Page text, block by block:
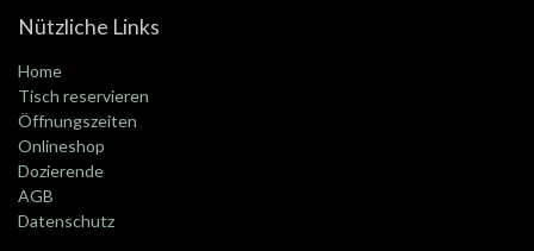
Nützliche Links
Home
Tisch reservieren
Öffnungszeiten
Onlineshop
Dozierende
AGB
Datenschutz